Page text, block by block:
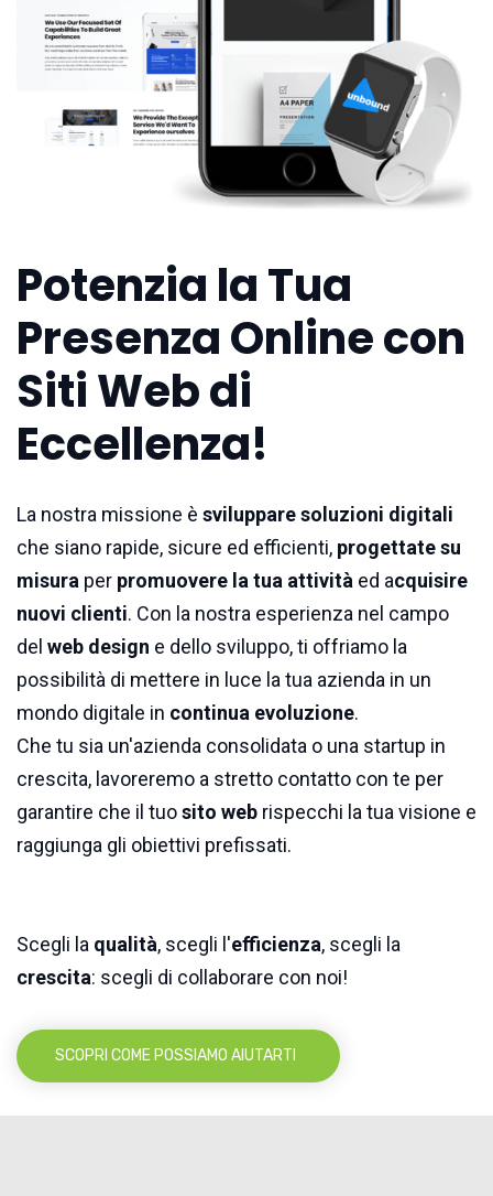
Potenzia la Tua
Presenza Online con
Siti Web di
Eccellenza!
La nostra missione è sviluppare soluzioni digitali
che siano rapide, sicure ed efficienti, progettate su
misura per promuovere la tua attività ed acquisire
nuovi clienti. Con la nostra esperienza nel campo
del web design e dello sviluppo, ti offriamo la
possibilità di mettere in luce la tua azienda in un
mondo digitale in continua evoluzione.
Che tu sia un'azienda consolidata o una startup in
crescita, lavoreremo a stretto contatto con te per
garantire che il tuosito web rispecchi la tua visione e
raggiunga gli obiettivi prefissati.
Scegli la qualità, scegli l'efficienza, scegli la
crescita: scegli di collaborare con noi!
SCOPRI COME POSSIAMO AIUTARTI